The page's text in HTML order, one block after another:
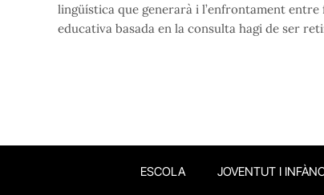
lingüística que generarà i l’enfrontament
educativa basada en la consulta hagi de ser
ESCOLA JOVENTUT I